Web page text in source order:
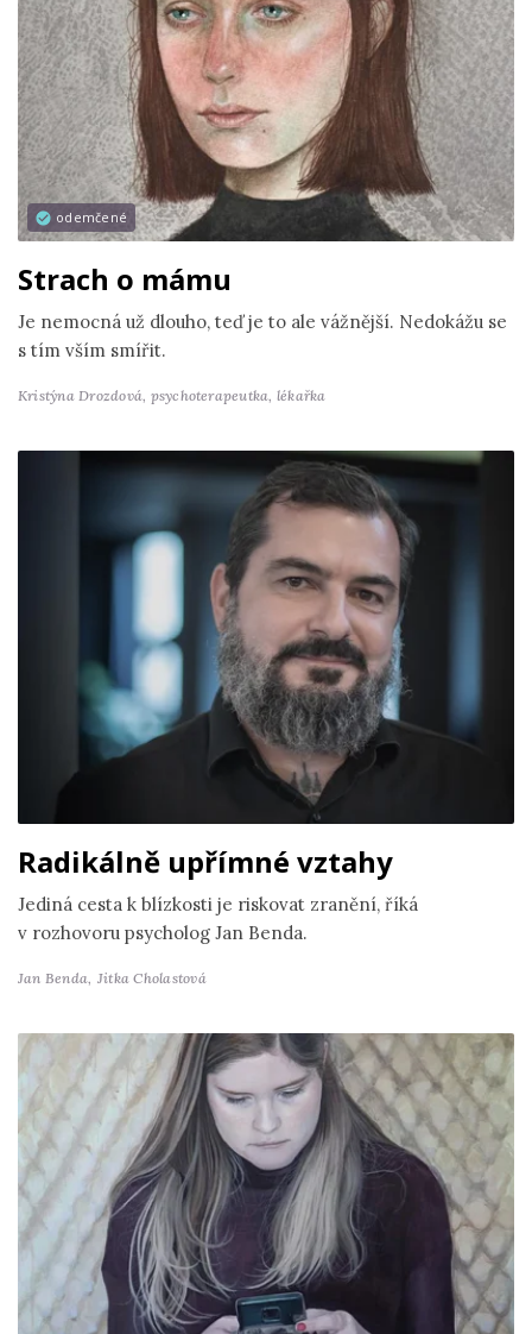
odemčené
Strach o mámu
Je nemocná už dlouho, teď je to ale vážnější. Nedokážu se
s tím vším smířit.
Kristýna Drozdová, psychoterapeutka, lékařka
Radikálně upřímné vztahy
Jediná cesta k blízkosti je riskovat zranění, říká
v rozhovoru psycholog Jan Benda.
Jan Benda, Jitka Cholastová